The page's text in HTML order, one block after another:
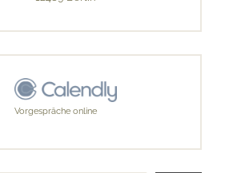
Vorgespräche online